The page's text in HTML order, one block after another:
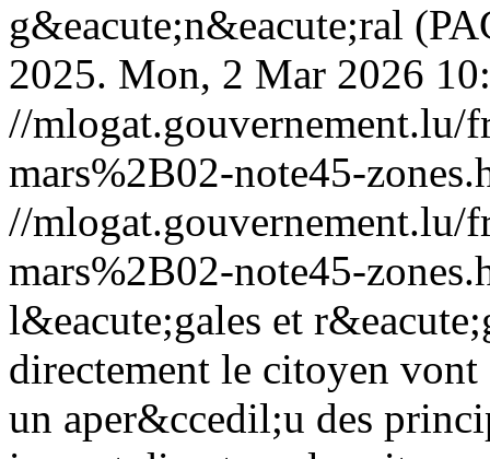
g&eacute;n&eacute;ral
2025. Mon, 2 Mar 2026
//mlogat.gouvernement.lu/
mars%2B02-note45-
//mlogat.gouvernement.lu/
mars%2B02-note45-
l&eacute;gales et
directement le citoyen
un aper&ccedil;u des